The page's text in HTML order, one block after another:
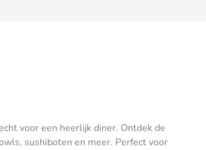
voor een heerlijk diner. Ontdek de
sushiboten en meer. Perfect voor